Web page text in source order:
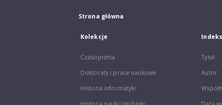
Strona główna
Kolekcje
Czasopisma
Doktoraty i prace naukowe
Historia informatyki
Tytuł
Autor